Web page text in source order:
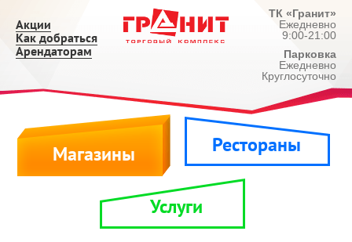
Акции
Как добраться
Арендаторам
ТК «Гранит»
Ежедневно
9:00-21:00
Парковка
Ежедневно
Круглосуточно
Магазины Рестораны
Услуги